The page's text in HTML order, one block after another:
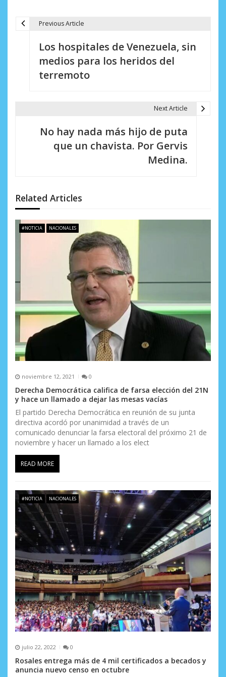
n
d
e
t
r
a
d
a
s
Previous Article
Los hospitales de Venezuela, sin
medios para los heridos del
terremoto
Next Article
No hay nada más hijo de puta
que un chavista. Por Gervis
Medina.
Related Articles
#NOTICIA NACIONALES
noviembre 12, 2021 0
Derecha Democrática califica de farsa elección del 21N
y hace un llamado a dejar las mesas vacías
El partido Derecha Democrática en reunión de su junta
directiva acordó por unanimidad a través de un
comunicado denunciar la farsa electoral del próximo 21 de
noviembre y hacer un llamado a los elect
READ MORE
#NOTICIA NACIONALES
julio 22, 2022 0
Rosales entrega más de 4 mil certificados a becados y
anuncia nuevo censo en octubre